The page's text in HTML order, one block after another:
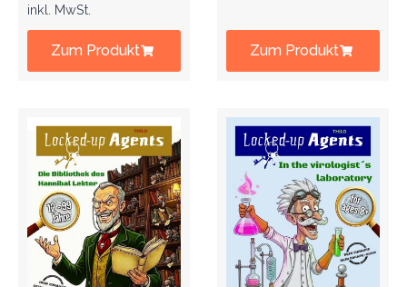
inkl. MwSt.
Zum Produkt Zum Produkt